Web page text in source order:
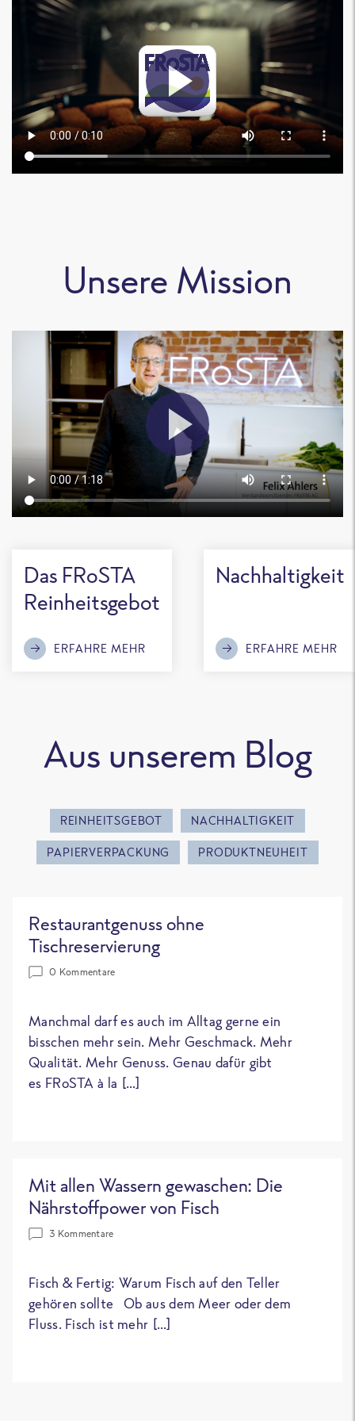
Unsere Mission
Das FRoSTA
Reinheitsgebot
ERFAHRE MEHR
Nachhaltigkeit
ERFAHRE MEHR
Aus unserem Blog
REINHEITSGEBOT NACHHALTIGKEIT
PAPIERVERPACKUNG PRODUKTNEUHEIT
Restaurantgenuss ohne
Tischreservierung
0 Kommentare
Manchmal darf es auch im Alltag gerne ein
bisschen mehr sein. Mehr Geschmack. Mehr
Qualität. Mehr Genuss. Genau dafür gibt
es FRoSTA à la […]
Mit allen Wassern gewaschen: Die
Nährstoffpower von Fisch
3 Kommentare
Fisch & Fertig: Warum Fisch auf den Teller
gehören sollte Ob aus dem Meer oder dem
Fluss. Fisch ist mehr […]